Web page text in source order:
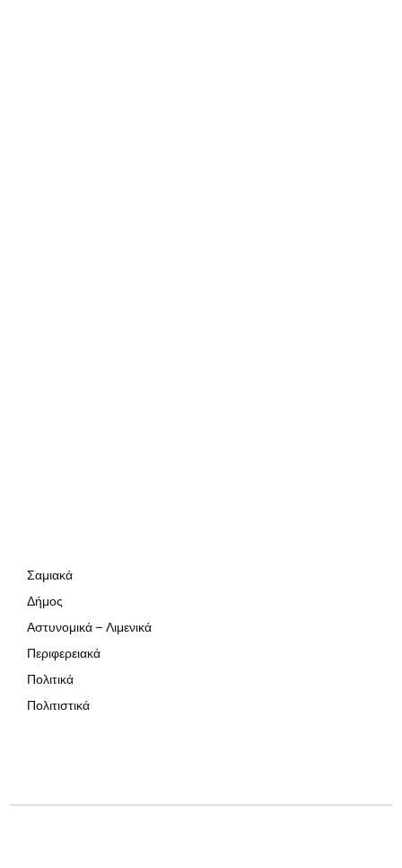
Σαμιακά
Δήμος
Αστυνομικά – Λιμενικά
Περιφερειακά
Πολιτικά
Πολιτιστικά